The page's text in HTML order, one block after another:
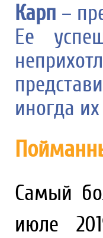
Карп –
Ее
иногда
Самый
июле